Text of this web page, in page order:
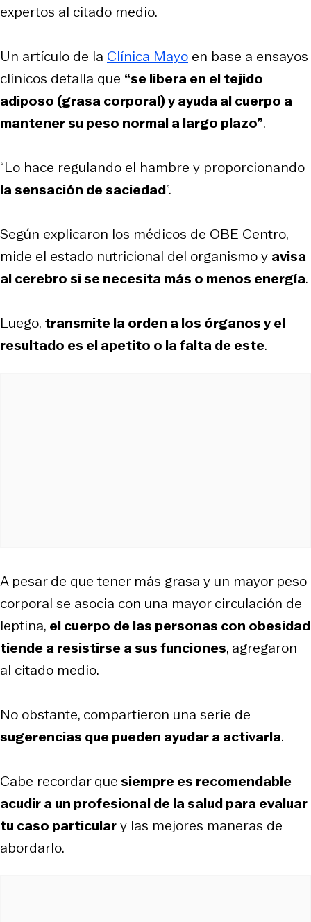
expertos al citado medio.
Un artículo de la Clínica Mayo en base a ensayos
clínicos detalla que “se libera en el tejido
adiposo (grasa corporal) y ayuda al cuerpo a
mantener su peso normal a largo plazo”.
“Lo hace regulando el hambre y proporcionando
la sensación de saciedad”.
Según explicaron los médicos de OBE Centro,
mide el estado nutricional del organismo y avisa
al cerebro si se necesita más o menos energía.
Luego, transmite la orden a los órganos y el
resultado es el apetito o la falta de este.
A pesar de que tener más grasa y un mayor peso
corporal se asocia con una mayor circulación de
leptina, el cuerpo de las personas con obesidad
tiende a resistirse a sus funciones, agregaron
al citado medio.
No obstante, compartieron una serie de
sugerencias que pueden ayudar a activarla.
Cabe recordar quesiempre es recomendable
acudir a un profesional de la salud para evaluar
tu caso particulary las mejores maneras de
abordarlo.